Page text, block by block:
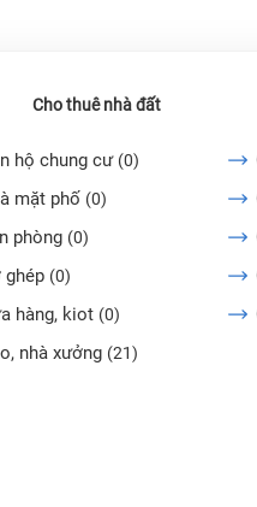
Cho thuê nhà đất
hộ chung cư (0)
mặt phố (0)
phòng (0)
(0)
hàng, kiot (0)
nhà xưởng (21)